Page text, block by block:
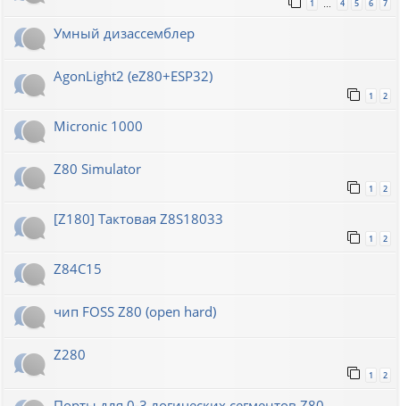
1 … 4 5 6 7
Умный дизассемблер
AgonLight2 (eZ80+ESP32)
1 2
Micronic 1000
Z80 Simulator
1 2
[Z180] Тактовая Z8S18033
1 2
Z84C15
чип FOSS Z80 (open hard)
Z280
1 2